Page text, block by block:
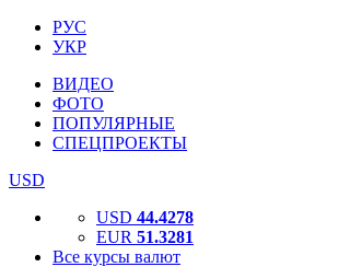
РУС
УКР
ВИДЕО
ФОТО
ПОПУЛЯРНЫЕ
СПЕЦПРОЕКТЫ
USD
USD 44.4278
EUR 51.3281
Все курсы валют